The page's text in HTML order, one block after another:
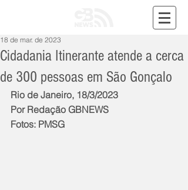
Cidadania Itinerante atende a cerca
de 300 pessoas em São Gonçalo
18 de mar. de 2023
Rio de Janeiro, 18/3/2023
Por Redação GBNEWS
Fotos: PMSG